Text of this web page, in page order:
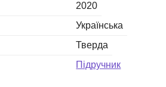
2020
Українська
Тверда
Підручник